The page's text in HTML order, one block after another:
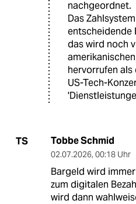
nachgeordnet.
Das
entscheidende
das wird noch
hervorrufen als
US-Tech-
TS Tobbe Schmid
02.07.2026, 00:18 Uhr
Bargeld wird
zum digitalen
wird dann